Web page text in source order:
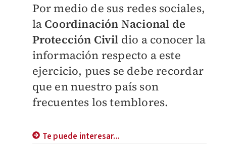
Por medio de sus redes sociales,
laCoordinación Nacional de
Protección Civil dio a conocer la
información respecto a este
ejercicio, pues se debe recordar
que en nuestro país son
frecuentes los temblores.
Te puede interesar...